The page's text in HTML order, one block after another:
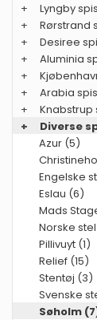
+
Lyngby
+
Rørstrand
+
Desiree
+
Aluminia
+
+
Arabia
+
+
Diverse
Azur (5)
Engelske
Eslau (6)
Mads
Norske
Pillivuyt (1)
Relief (15)
Stentøj (3)
Svenske
Søholm